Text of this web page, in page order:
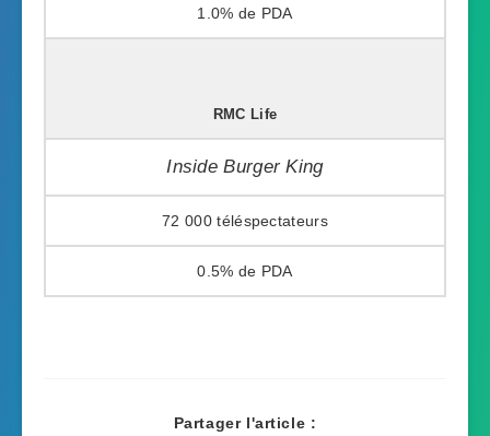
1.0%
RMC Life
Inside Burger King
72 000
0.5%
Partager l'article :